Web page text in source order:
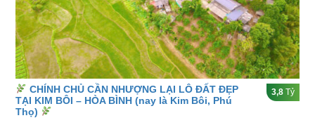
CHÍNH CHỦ CẦN NHƯỢNG LẠI LÔ ĐẤT ĐẸP
TẠI KIM BÔI – HÒA BÌNH (nay là Kim Bôi, Phú
Thọ)
3,8 Tỷ